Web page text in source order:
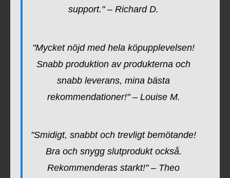
support." – Richard D.
"Mycket nöjd med hela köpupplevelsen!
Snabb produktion av produkterna och
snabb leverans, mina bästa
rekommendationer!" – Louise M.
"Smidigt, snabbt och trevligt bemötande!
Bra och snygg slutprodukt också.
Rekommenderas starkt!" – Theo